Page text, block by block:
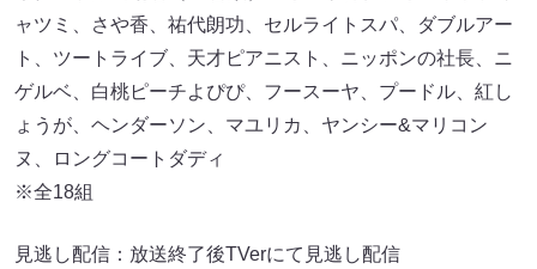
ャツミ、さや香、祐代朗功、セルライトスパ、ダブルアー
ト、ツートライブ、天才ピアニスト、ニッポンの社長、ニ
ゲルベ、白桃ピーチよぴぴ、フースーヤ、プードル、紅し
ょうが、ヘンダーソン、マユリカ、ヤンシー&マリコン
ヌ、ロングコートダディ
※全18組
見逃し配信：放送終了後TVerにて見逃し配信